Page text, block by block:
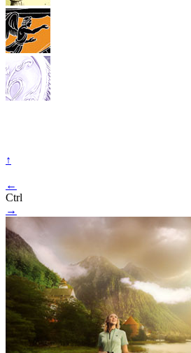
↑
←
Ctrl
→